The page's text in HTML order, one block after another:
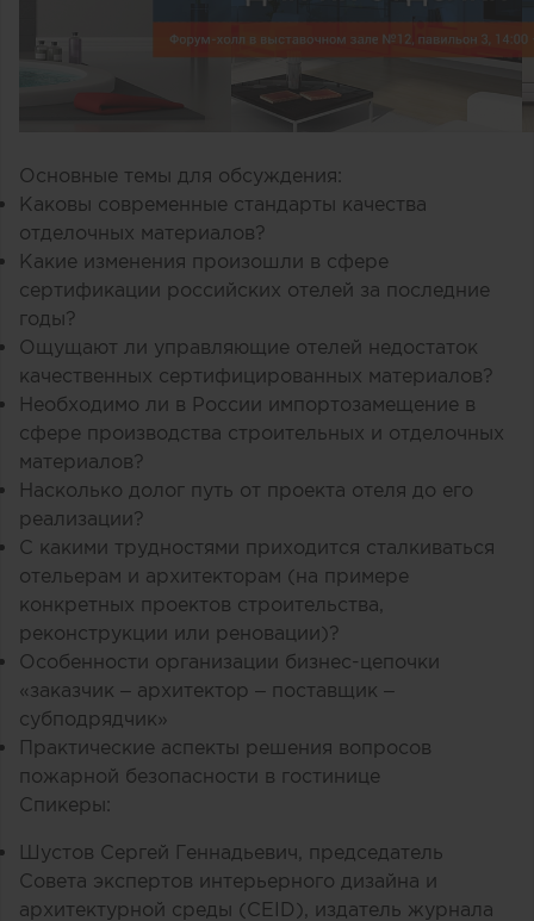
Основные темы для обсуждения:
Каковы современные стандарты качества
отделочных материалов?
Какие изменения произошли в сфере
сертификации российских отелей за последние
годы?
Ощущают ли управляющие отелей недостаток
качественных сертифицированных материалов?
Необходимо ли в России импортозамещение в
сфере производства строительных и отделочных
материалов?
Насколько долог путь от проекта отеля до его
реализации?
С какими трудностями приходится сталкиваться
отельерам и архитекторам (на примере
конкретных проектов строительства,
реконструкции или реновации)?
Особенности организации бизнес-цепочки
«заказчик – архитектор – поставщик –
субподрядчик»
Практические аспекты решения вопросов
пожарной безопасности в гостинице
Спикеры:
Шустов Сергей Геннадьевич, председатель
Совета экспертов интерьерного дизайна и
архитектурной среды (CEID), издатель журнала